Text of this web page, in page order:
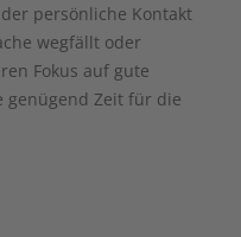
persönliche Kontakt
wegfällt oder
Fokus auf gute
genügend Zeit für die